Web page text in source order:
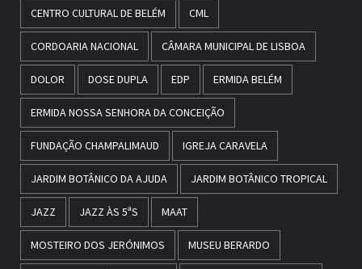
CENTRO CULTURAL DE BELÉM CML
CORDOARIA NACIONAL CÂMARA MUNICIPAL DE LISBOA
DOLOR DOSE DUPLA EDP ERMIDA BELÉM
ERMIDA NOSSA SENHORA DA CONCEIÇÃO
FUNDAÇÃO CHAMPALIMAUD IGREJA CARAVELA
JARDIM BOTÂNICO DA AJUDA JARDIM BOTÂNICO TROPICAL
JAZZ JAZZ ÀS 5ªS MAAT
MOSTEIRO DOS JERÓNIMOS MUSEU BERARDO